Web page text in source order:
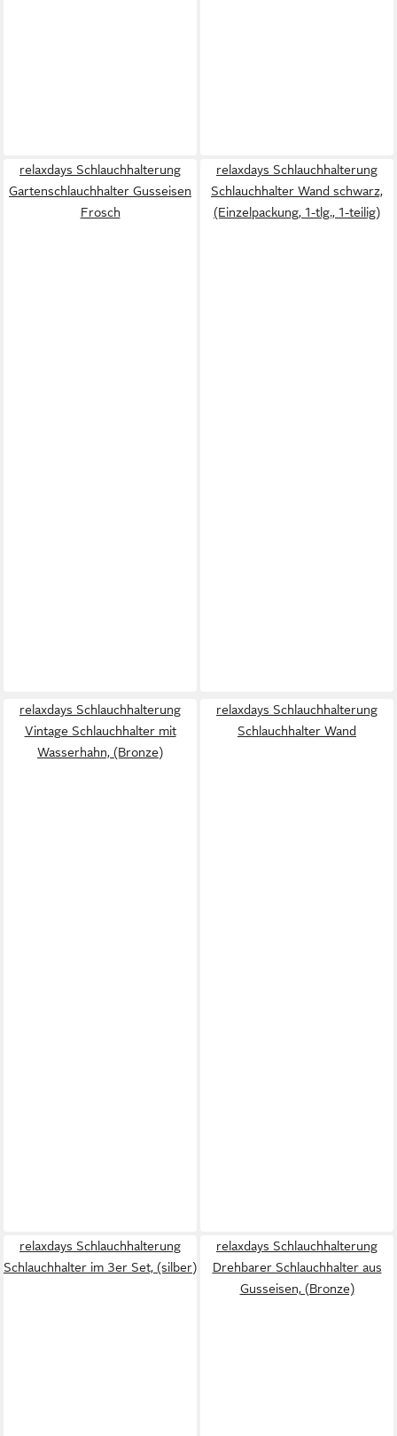
relaxdays Schlauchhalterung
Gartenschlauchhalter Gusseisen
Frosch
relaxdays Schlauchhalterung
Schlauchhalter Wand schwarz,
(Einzelpackung, 1-tlg., 1-teilig)
relaxdays Schlauchhalterung
Vintage Schlauchhalter mit
Wasserhahn, (Bronze)
relaxdays Schlauchhalterung
Schlauchhalter Wand
relaxdays Schlauchhalterung
Schlauchhalter im 3er Set, (silber)
relaxdays Schlauchhalterung
Drehbarer Schlauchhalter aus
Gusseisen, (Bronze)